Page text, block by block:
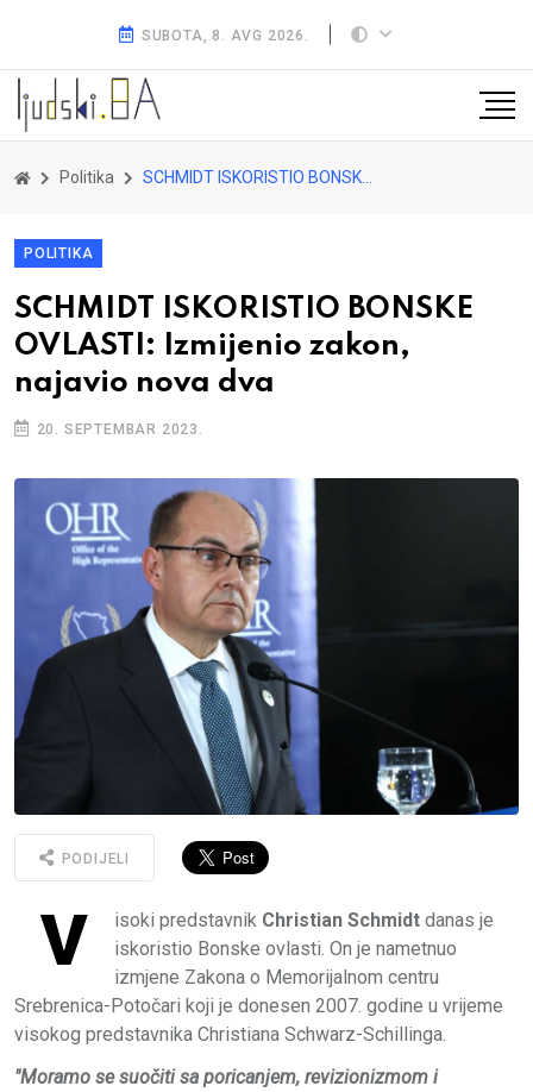
SUBOTA, 8. AVG 2026.
Politika SCHMIDT ISKORISTIO BONSKE OVLASTI: Izmijenio zakon, najavio nova dva
POLITIKA
SCHMIDT ISKORISTIO BONSKE
OVLASTI: Izmijenio zakon,
najavio nova dva
20. SEPTEMBAR 2023.
PODIJELI
V isoki predstavnik Christian Schmidt danas je
iskoristio Bonske ovlasti. On je nametnuo
izmjene Zakona o Memorijalnom centru
Srebrenica-Potočari koji je donesen 2007. godine u vrijeme
visokog predstavnika Christiana Schwarz-Schillinga.
"Moramo se suočiti sa poricanjem, revizionizmom i